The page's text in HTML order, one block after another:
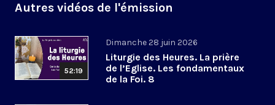
Autres vidéos de l'émission
52:19
Dimanche 28 juin 2026
Liturgie des Heures. La prière
de l’Eglise. Les fondamentaux
de la Foi. 8